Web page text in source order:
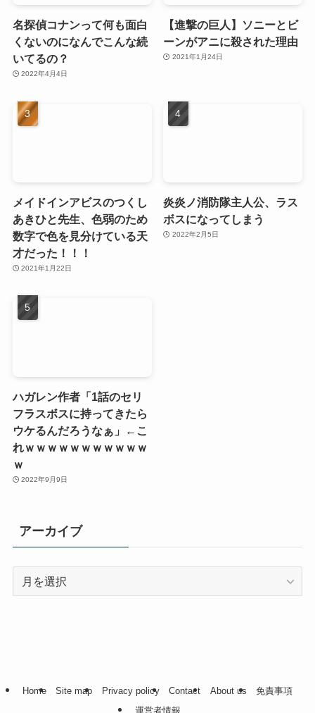
名探偵コナンって何も面白
くないのになんでこんな続
いてるの？
2022年4月4日
【進撃の巨人】ソニーとビ
ーンがアニに殺された理由
2021年1月24日
メイドインアビスのつくし
あきひと先生、色弱のため
数字で色を見分けている天
才だった！！！
2021年1月22日
炎炎ノ消防隊主人公、ラス
ボスになってしまう
2022年2月5日
ハガレン作者「1話のセリ
フラスボスに持ってきたら
ウケるんだろうなぁ」←こ
れｗｗｗｗｗｗｗｗｗｗｗ
ｗ
2022年9月9日
アーカイブ
Home Site map Privacy policy Contact About us
免責事項
運営者情報